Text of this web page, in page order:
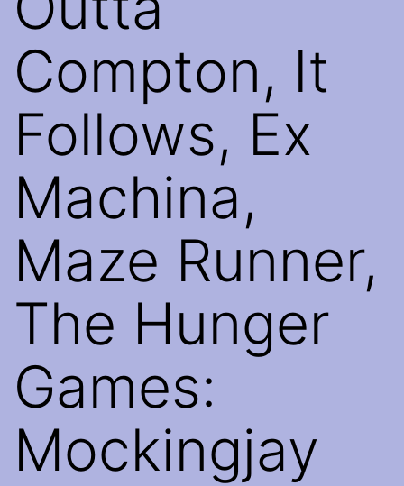
Compton, It
Follows, Ex
Machina,
Maze Runner,
The Hunger
Games:
Mockingjay